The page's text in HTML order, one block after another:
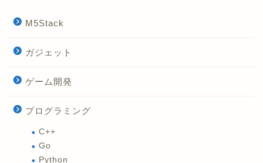
M5Stack
ガジェット
ゲーム開発
プログラミング
C++
Go
Python